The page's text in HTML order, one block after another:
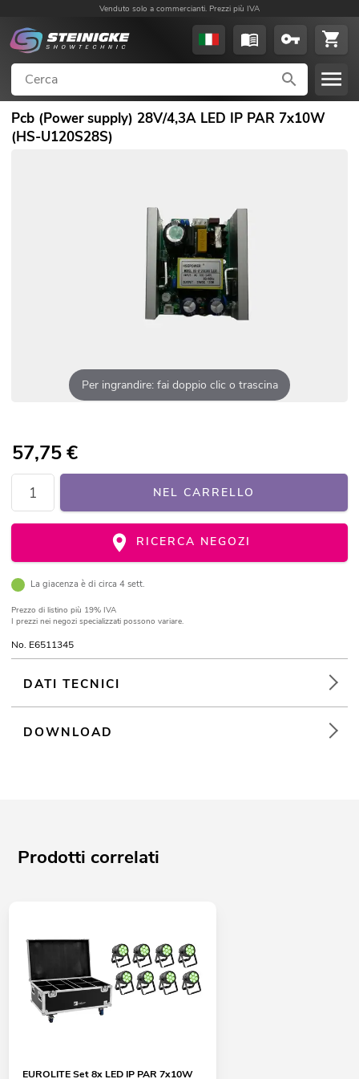
Venduto solo a commercianti. Prezzi più IVA
Pcb (Power supply) 28V/4,3A LED IP PAR 7x10W
(HS-U120S28S)
Per ingrandire: fai doppio clic o trascina
57,75€
NEL CARRELLO
RICERCA NEGOZI
La giacenza è di circa 4 sett.
Prezzo di listino più 19% IVA
I prezzi nei negozi specializzati possono variare.
No. E6511345
DATI TECNICI
DOWNLOAD
Prodotti correlati
EUROLITE Set 8x LED IP PAR 7x10W